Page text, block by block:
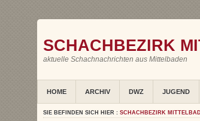
SCHACHBEZIRK
aktuelle Schachnachrichten aus Mittelbaden
HOME ARCHIV DWZ JUGEND
SIE BEFINDEN SICH HIER : SCHACHBEZIRK